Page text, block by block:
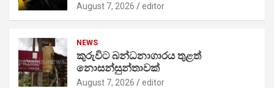
August 7, 2026 editor
NEWS
කුරුවිට බන්ධනාගාරය තුළත්
නොසන්සුන්තාවක්
August 7, 2026 editor